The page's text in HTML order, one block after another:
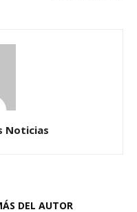
Noticias
DEL AUTOR